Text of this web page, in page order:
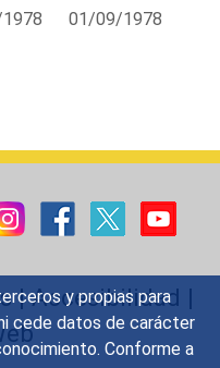
y propias para
cede datos de carácter
Conforme a
01/09/1978
|Accesibilidad |